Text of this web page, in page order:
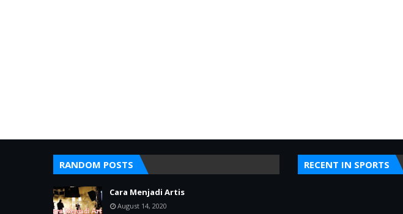
RANDOM POSTS
Cara Menjadi Artis
August 14, 2020
RECENT IN SPORTS